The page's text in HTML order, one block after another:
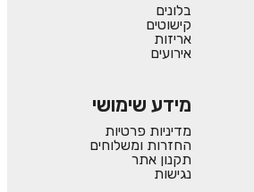
בלונים
קישוטים
אריזות
אירועים
מידע שימושי
מדיניות פרטיות
החזרות ומשלוחים
תקנון אתר
נגישות